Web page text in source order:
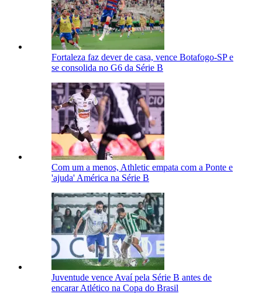
Fortaleza faz dever de casa, vence Botafogo-SP e
se consolida no G6 da Série B
Com um a menos, Athletic empata com a Ponte e
'ajuda' América na Série B
Juventude vence Avaí pela Série B antes de
encarar Atlético na Copa do Brasil